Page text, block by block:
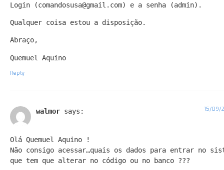
Login (comandosusa@gmail.com) e a senha (admin).
Qualquer coisa estou a disposição.
Abraço,
Quemuel Aquino
Reply
walmor says: 15/09/
Olá Quemuel Aquino !
Não consigo acessar…quais os dados para entrar no
que tem que alterar no código ou no banco ???